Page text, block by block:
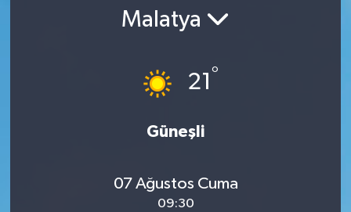
Malatya
21 °
Güneşli
07 Ağustos Cuma
09:30